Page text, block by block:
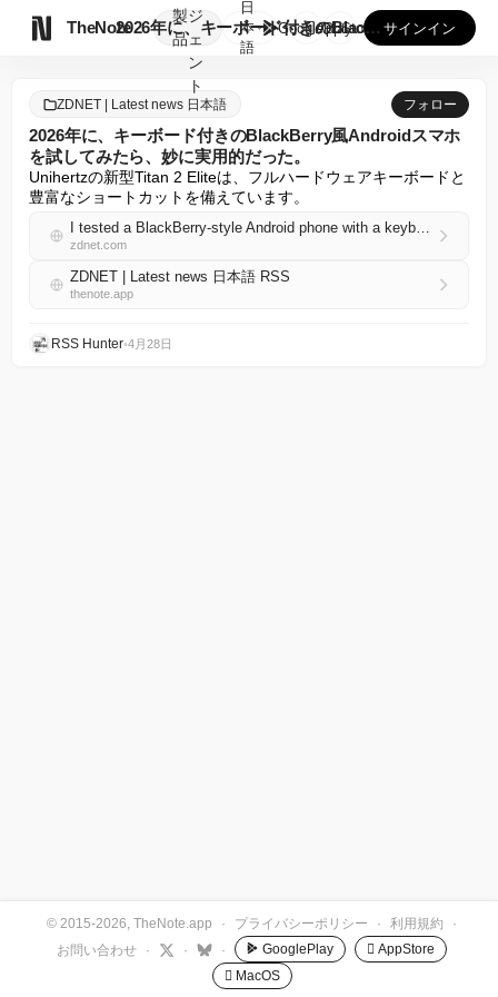
TheNote
製
品
ジ
ェ
ン
ト
2026年に、キーボード付きのBlackBerry風Andr...
日
本
語
GooglePlay
AppStore サインイン
ZDNET | Latest news 日本語 フォロー
2026年に、キーボード付きのBlackBerry風Androidスマホ
を試してみたら、妙に実用的だった。
Unihertzの新型Titan 2 Eliteは、フルハードウェアキーボードと
豊富なショートカットを備えています。
I tested a BlackBerry-style Android phone with a keyboard, and it's weirdly practical in 2026
zdnet.com
ZDNET | Latest news 日本語 RSS
thenote.app
RSS Hunter•4月28日
© 2015-2026, TheNote.app · プライバシーポリシー · 利用規約
·
お問い合わせ
· · · GooglePlay
 AppStore
 MacOS